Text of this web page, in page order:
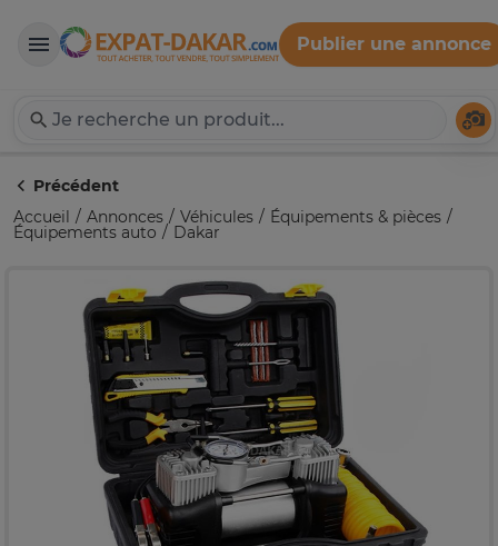
Expat-Dakar
Publier une annonce
Précédent
Accueil
Annonces Véhicules Équipements & pièces
Équipements auto Dakar